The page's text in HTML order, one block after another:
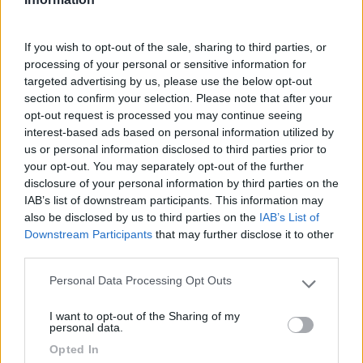
If you wish to opt-out of the sale, sharing to third parties, or
processing of your personal or sensitive information for
targeted advertising by us, please use the below opt-out
section to confirm your selection. Please note that after your
opt-out request is processed you may continue seeing
interest-based ads based on personal information utilized by
us or personal information disclosed to third parties prior to
your opt-out. You may separately opt-out of the further
disclosure of your personal information by third parties on the
IAB’s list of downstream participants. This information may
also be disclosed by us to third parties on the IAB’s List of
Downstream Participants that may further disclose it to other
Please note that this website/app uses one or more Google
not limited to your visit or usage behaviour. You may click to
grant or deny consent to Google and its third-party tags to
use your data for below specified purposes in below Google
Personal Data Processing Opt Outs
I want to opt-out of the Sharing of my
personal data.
Opted In
per una volta
Se fai una cosa che parte oggi, da oggi DEVE
funfunzionare, il sovraffollamento DOVEVA essere
previsto e dare più tempo alla gente per inserire i dati,
non 24 ore
Silvio
Modificato da impiegatodelvolante il 08/12/2020 alle 10:36:19
Mocambo
anonima e tutti a preoccuparsi per la privacy, oggi tutti a
sappiamo quali sicurezze garantisca. Come dice qualche
giornalista la privacy degli italiani vale pochi spiccioli,
l'importante è l'arraffare. Ciò non toglie che le cose, che